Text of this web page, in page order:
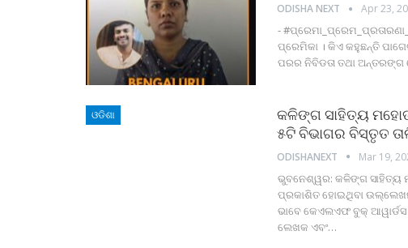
ODISHA NEXT Apr 23,
-
ପ୍ରେମିକା । କିଏ କହୁଛନ୍ତି
ପରର ନିବିଡତା ତଥା ଅନ୍ତରଙ୍ଗ
ଓଡିଶା
କଳିଙ୍ଗ ସାହିତ୍ୟ
୫ଟି ବିଭାଗର ବିସ୍ତୃତ
ODISHANEXT Mar 19,
ଭୁବନେଶ୍ୱର: କଳିଙ୍ଗ ସାହିତ୍ୟ
ପ୍ରକାଶିତ ହୋଇଥିବା
ଭାବେ କେଏଲଏଫ ବୁକ୍ ଆୱାର୍ଡସ
ଲେଖକ ଏବଂ…